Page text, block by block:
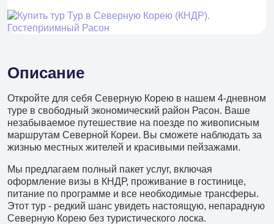
+7 (902) 485 96 34
Детские экскурсии
+7 (966) 286 54 19
Туры в Китай
+7 (966) 272 14 20
Описание
Откройте для себя Северную Корею в нашем 4-дневном
туре в свободный экономический район Расон. Ваше
незабываемое путешествие на поезде по живописным
маршрутам Северной Кореи. Вы сможете наблюдать за
жизнью местных жителей и красивыми пейзажами.
Мы предлагаем полный пакет услуг, включая
оформление визы в КНДР, проживание в гостинице,
питание по программе и все необходимые трансферы.
Этот тур - редкий шанс увидеть настоящую, непарадную
Северную Корею без туристического лоска.